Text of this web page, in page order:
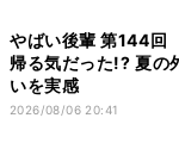
やばい後輩 第144回
帰る気だった!? 夏の
いを実感
2026/08/06 20:41